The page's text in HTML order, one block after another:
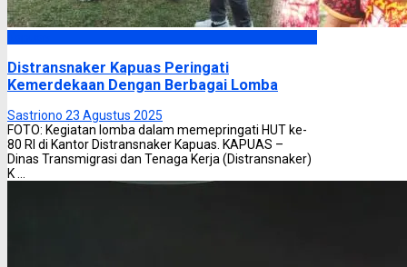
Distransnaker Kapuas Peringati
Kemerdekaan Dengan Berbagai Lomba
Sastriono 23 Agustus 2025
FOTO: Kegiatan lomba dalam memepringati HUT ke-
80 RI di Kantor Distransnaker Kapuas. KAPUAS –
Dinas Transmigrasi dan Tenaga Kerja (Distransnaker)
K ...